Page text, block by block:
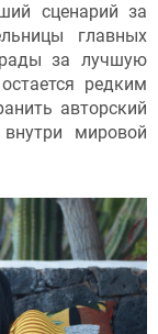
сценарий за
главных
за лучшую
редким
авторский
мировой